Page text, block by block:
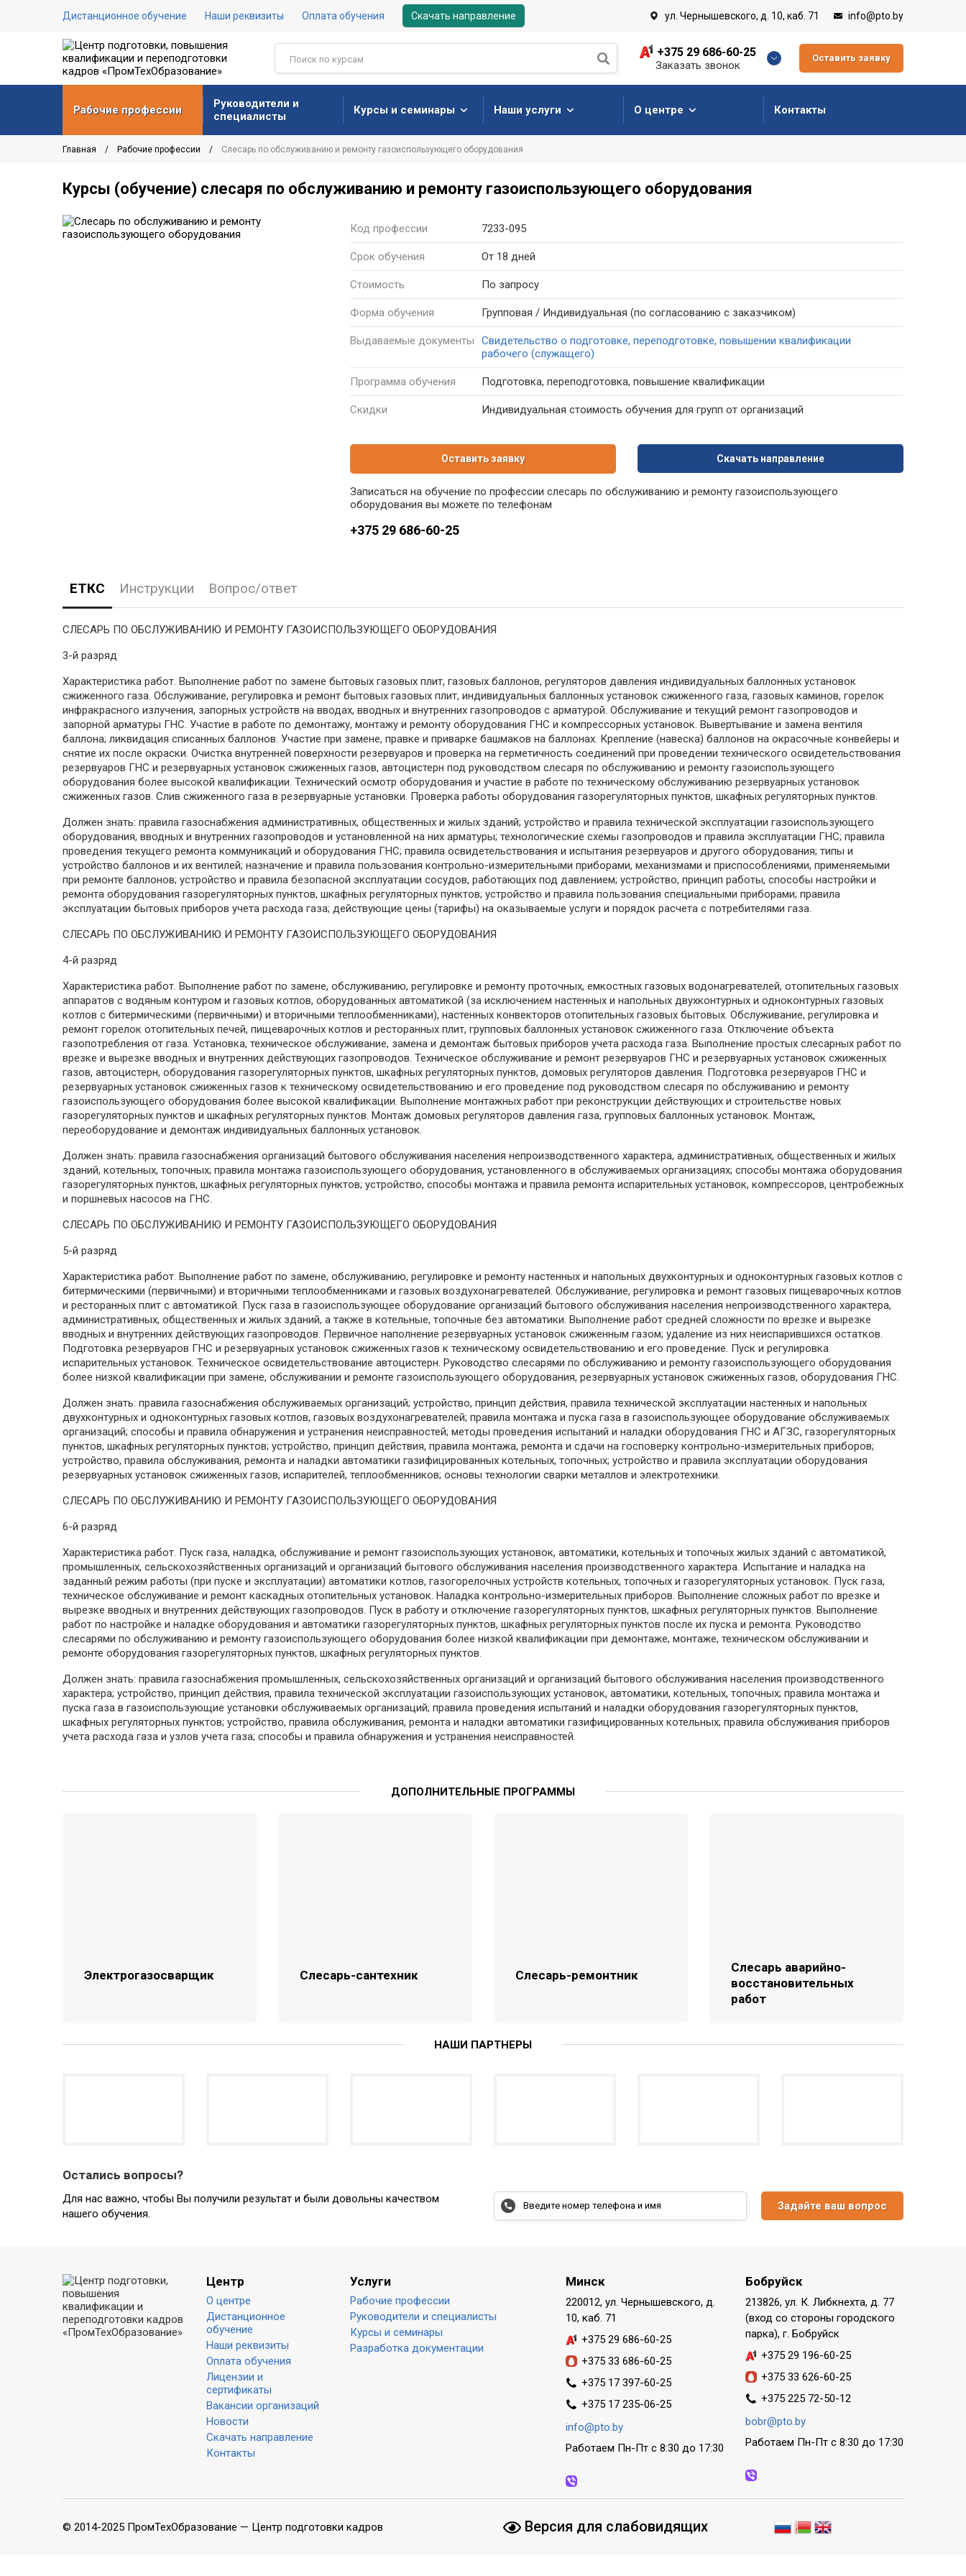
Дистанционное обучение Наши реквизиты Оплата обучения Скачать направление ул. Чернышевского, д. 10, каб. 71 info@pto.by
+375 29 686-60-25
Заказать звонок
Оставить заявку
Рабочие профессии
Руководители и
специалисты
Курсы и семинары Наши услуги О центре Контакты
Главная Рабочие профессии Слесарь по обслуживанию и ремонту газоиспользующего оборудования
Курсы (обучение) слесаря по обслуживанию и ремонту газоиспользующего оборудования
Код профессии 7233-095
Срок обучения От 18 дней
Стоимость По запросу
Форма обучения Групповая / Индивидуальная (по согласованию с заказчиком)
Выдаваемые документы
Свидетельство о подготовке, переподготовке, повышении квалификации
рабочего (служащего)
Программа обучения Подготовка, переподготовка, повышение квалификации
Скидки Индивидуальная стоимость обучения для групп от организаций
Оставить заявку Скачать направление
Записаться на обучение по профессии слесарь по обслуживанию и ремонту газоиспользующего
оборудования вы можете по телефонам
+375 29 686-60-25
ЕТКС Инструкции Вопрос/ответ
СЛЕСАРЬ ПО ОБСЛУЖИВАНИЮ И РЕМОНТУ ГАЗОИСПОЛЬЗУЮЩЕГО ОБОРУДОВАНИЯ
3-й разряд
Характеристика работ. Выполнение работ по замене бытовых газовых плит, газовых баллонов, регуляторов давления индивидуальных баллонных установок
сжиженного газа. Обслуживание, регулировка и ремонт бытовых газовых плит, индивидуальных баллонных установок сжиженного газа, газовых каминов, горелок
инфракрасного излучения, запорных устройств на вводах, вводных и внутренних газопроводов с арматурой. Обслуживание и текущий ремонт газопроводов и
запорной арматуры ГНС. Участие в работе по демонтажу, монтажу и ремонту оборудования ГНС и компрессорных установок. Вывертывание и замена вентиля
баллона; ликвидация списанных баллонов. Участие при замене, правке и приварке башмаков на баллонах. Крепление (навеска) баллонов на окрасочные конвейеры и
снятие их после окраски. Очистка внутренней поверхности резервуаров и проверка на герметичность соединений при проведении технического освидетельствования
резервуаров ГНС и резервуарных установок сжиженных газов, автоцистерн под руководством слесаря по обслуживанию и ремонту газоиспользующего
оборудования более высокой квалификации. Технический осмотр оборудования и участие в работе по техническому обслуживанию резервуарных установок
сжиженных газов. Слив сжиженного газа в резервуарные установки. Проверка работы оборудования газорегуляторных пунктов, шкафных регуляторных пунктов.
Должен знать: правила газоснабжения административных, общественных и жилых зданий; устройство и правила технической эксплуатации газоиспользующего
оборудования, вводных и внутренних газопроводов и установленной на них арматуры; технологические схемы газопроводов и правила эксплуатации ГНС; правила
проведения текущего ремонта коммуникаций и оборудования ГНС; правила освидетельствования и испытания резервуаров и другого оборудования; типы и
устройство баллонов и их вентилей; назначение и правила пользования контрольно-измерительными приборами, механизмами и приспособлениями, применяемыми
при ремонте баллонов; устройство и правила безопасной эксплуатации сосудов, работающих под давлением; устройство, принцип работы, способы настройки и
ремонта оборудования газорегуляторных пунктов, шкафных регуляторных пунктов; устройство и правила пользования специальными приборами; правила
эксплуатации бытовых приборов учета расхода газа; действующие цены (тарифы) на оказываемые услуги и порядок расчета с потребителями газа.
СЛЕСАРЬ ПО ОБСЛУЖИВАНИЮ И РЕМОНТУ ГАЗОИСПОЛЬЗУЮЩЕГО ОБОРУДОВАНИЯ
4-й разряд
Характеристика работ. Выполнение работ по замене, обслуживанию, регулировке и ремонту проточных, емкостных газовых водонагревателей, отопительных газовых
аппаратов с водяным контуром и газовых котлов, оборудованных автоматикой (за исключением настенных и напольных двухконтурных и одноконтурных газовых
котлов с битермическими (первичными) и вторичными теплообменниками), настенных конвекторов отопительных газовых бытовых. Обслуживание, регулировка и
ремонт горелок отопительных печей, пищеварочных котлов и ресторанных плит, групповых баллонных установок сжиженного газа. Отключение объекта
газопотребления от газа. Установка, техническое обслуживание, замена и демонтаж бытовых приборов учета расхода газа. Выполнение простых слесарных работ по
врезке и вырезке вводных и внутренних действующих газопроводов. Техническое обслуживание и ремонт резервуаров ГНС и резервуарных установок сжиженных
газов, автоцистерн, оборудования газорегуляторных пунктов, шкафных регуляторных пунктов, домовых регуляторов давления. Подготовка резервуаров ГНС и
резервуарных установок сжиженных газов к техническому освидетельствованию и его проведение под руководством слесаря по обслуживанию и ремонту
газоиспользующего оборудования более высокой квалификации. Выполнение монтажных работ при реконструкции действующих и строительстве новых
газорегуляторных пунктов и шкафных регуляторных пунктов. Монтаж домовых регуляторов давления газа, групповых баллонных установок. Монтаж,
переоборудование и демонтаж индивидуальных баллонных установок.
Должен знать: правила газоснабжения организаций бытового обслуживания населения непроизводственного характера, административных, общественных и жилых
зданий, котельных, топочных; правила монтажа газоиспользующего оборудования, установленного в обслуживаемых организациях; способы монтажа оборудования
газорегуляторных пунктов, шкафных регуляторных пунктов; устройство, способы монтажа и правила ремонта испарительных установок, компрессоров, центробежных
и поршневых насосов на ГНС.
СЛЕСАРЬ ПО ОБСЛУЖИВАНИЮ И РЕМОНТУ ГАЗОИСПОЛЬЗУЮЩЕГО ОБОРУДОВАНИЯ
5-й разряд
Характеристика работ. Выполнение работ по замене, обслуживанию, регулировке и ремонту настенных и напольных двухконтурных и одноконтурных газовых котлов с
битермическими (первичными) и вторичными теплообменниками и газовых воздухонагревателей. Обслуживание, регулировка и ремонт газовых пищеварочных котлов
и ресторанных плит с автоматикой. Пуск газа в газоиспользующее оборудование организаций бытового обслуживания населения непроизводственного характера,
административных, общественных и жилых зданий, а также в котельные, топочные без автоматики. Выполнение работ средней сложности по врезке и вырезке
вводных и внутренних действующих газопроводов. Первичное наполнение резервуарных установок сжиженным газом; удаление из них неиспарившихся остатков.
Подготовка резервуаров ГНС и резервуарных установок сжиженных газов к техническому освидетельствованию и его проведение. Пуск и регулировка
испарительных установок. Техническое освидетельствование автоцистерн. Руководство слесарями по обслуживанию и ремонту газоиспользующего оборудования
более низкой квалификации при замене, обслуживании и ремонте газоиспользующего оборудования, резервуарных установок сжиженных газов, оборудования ГНС.
Должен знать: правила газоснабжения обслуживаемых организаций; устройство, принцип действия, правила технической эксплуатации настенных и напольных
двухконтурных и одноконтурных газовых котлов, газовых воздухонагревателей; правила монтажа и пуска газа в газоиспользующее оборудование обслуживаемых
организаций; способы и правила обнаружения и устранения неисправностей; методы проведения испытаний и наладки оборудования ГНС и АГЗС, газорегуляторных
пунктов, шкафных регуляторных пунктов; устройство, принцип действия, правила монтажа, ремонта и сдачи на госповерку контрольно-измерительных приборов;
устройство, правила обслуживания, ремонта и наладки автоматики газифицированных котельных, топочных; устройство и правила эксплуатации оборудования
резервуарных установок сжиженных газов, испарителей, теплообменников; основы технологии сварки металлов и электротехники.
СЛЕСАРЬ ПО ОБСЛУЖИВАНИЮ И РЕМОНТУ ГАЗОИСПОЛЬЗУЮЩЕГО ОБОРУДОВАНИЯ
6-й разряд
Характеристика работ. Пуск газа, наладка, обслуживание и ремонт газоиспользующих установок, автоматики, котельных и топочных жилых зданий с автоматикой,
промышленных, сельскохозяйственных организаций и организаций бытового обслуживания населения производственного характера. Испытание и наладка на
заданный режим работы (при пуске и эксплуатации) автоматики котлов, газогорелочных устройств котельных, топочных и газорегуляторных установок. Пуск газа,
техническое обслуживание и ремонт каскадных отопительных установок. Наладка контрольно-измерительных приборов. Выполнение сложных работ по врезке и
вырезке вводных и внутренних действующих газопроводов. Пуск в работу и отключение газорегуляторных пунктов, шкафных регуляторных пунктов. Выполнение
работ по настройке и наладке оборудования и автоматики газорегуляторных пунктов, шкафных регуляторных пунктов после их пуска и ремонта. Руководство
слесарями по обслуживанию и ремонту газоиспользующего оборудования более низкой квалификации при демонтаже, монтаже, техническом обслуживании и
ремонте оборудования газорегуляторных пунктов, шкафных регуляторных пунктов.
Должен знать: правила газоснабжения промышленных, сельскохозяйственных организаций и организаций бытового обслуживания населения производственного
характера; устройство, принцип действия, правила технической эксплуатации газоиспользующих установок, автоматики, котельных, топочных; правила монтажа и
пуска газа в газоиспользующие установки обслуживаемых организаций; правила проведения испытаний и наладки оборудования газорегуляторных пунктов,
шкафных регуляторных пунктов; устройство, правила обслуживания, ремонта и наладки автоматики газифицированных котельных; правила обслуживания приборов
учета расхода газа и узлов учета газа; способы и правила обнаружения и устранения неисправностей.
ДОПОЛНИТЕЛЬНЫЕ ПРОГРАММЫ
Электрогазосварщик Слесарь-сантехник Слесарь-ремонтник
Слесарь аварийно-
восстановительных
работ
НАШИ ПАРТНЕРЫ
Остались вопросы?
Для нас важно, чтобы Вы получили результат и были довольны качеством
нашего обучения.
Задайте ваш вопрос
Центр
О центре
Дистанционное
обучение
Наши реквизиты
Оплата обучения
Лицензии и
сертификаты
Вакансии организаций
Новости
Скачать направление
Контакты
Услуги
Рабочие профессии
Руководители и специалисты
Курсы и семинары
Разработка документации
Минск
220012, ул. Чернышевского, д.
10, каб. 71
+375 29 686-60-25
+375 33 686-60-25
+375 17 397-60-25
+375 17 235-06-25
info@pto.by
Работаем Пн-Пт с 8:30 до 17:30
Бобруйск
213826, ул. К. Либкнехта, д. 77
(вход со стороны городского
парка), г. Бобруйск
+375 29 196-60-25
+375 33 626-60-25
+375 225 72-50-12
bobr@pto.by
Работаем Пн-Пт с 8:30 до 17:30
© 2014-2025 ПромТехОбразование — Центр подготовки кадров Версия для слабовидящих